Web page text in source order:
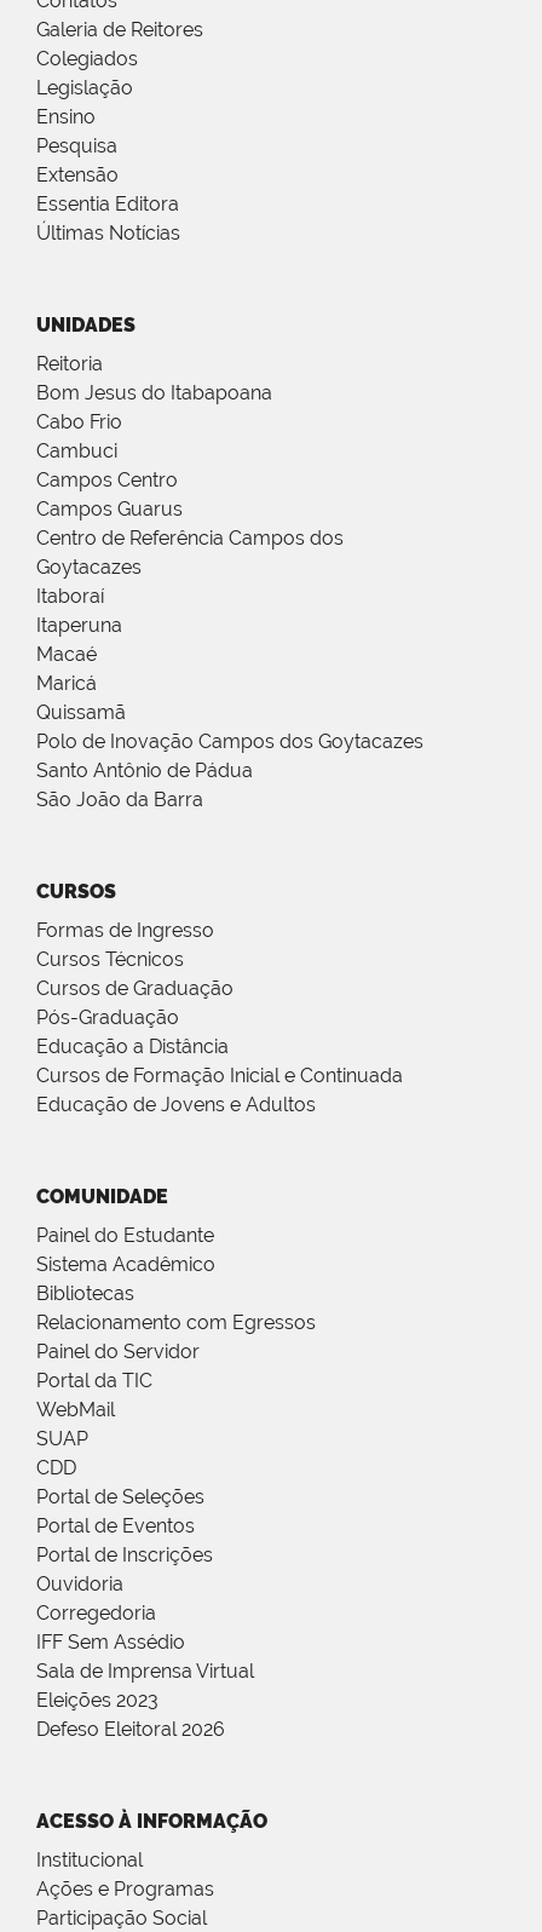
Galeria de Reitores
Colegiados
Legislação
Ensino
Pesquisa
Extensão
Essentia Editora
Últimas Notícias
UNIDADES
Reitoria
Bom Jesus do Itabapoana
Cabo Frio
Cambuci
Campos Centro
Campos Guarus
Centro de Referência Campos dos
Goytacazes
Itaboraí
Itaperuna
Macaé
Maricá
Quissamã
Polo de Inovação Campos dos Goytacazes
Santo Antônio de Pádua
São João da Barra
CURSOS
Formas de Ingresso
Cursos Técnicos
Cursos de Graduação
Pós-Graduação
Educação a Distância
Cursos de Formação Inicial e Continuada
Educação de Jovens e Adultos
COMUNIDADE
Painel do Estudante
Sistema Acadêmico
Bibliotecas
Relacionamento com Egressos
Painel do Servidor
Portal da TIC
WebMail
SUAP
CDD
Portal de Seleções
Portal de Eventos
Portal de Inscrições
Ouvidoria
Corregedoria
IFF Sem Assédio
Sala de Imprensa Virtual
Eleições 2023
Defeso Eleitoral 2026
ACESSO À INFORMAÇÃO
Institucional
Ações e Programas
Participação Social